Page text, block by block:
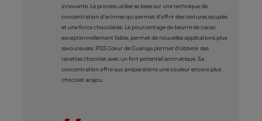
innovante. Le process utilisé se base sur une technique de
concentration d’arômes qui permet d’offrir des textures souples
et une force chocolatée. Le pourcentage de beurre de cacao
exceptionnellement faible, permet de nouvelles applications plus
savoureuses. P125 Cœur de Guanaja permet d’obtenir des
recettes chocolat avec un fort potentiel aromatique. Sa
concentration offre aux préparations une couleur encore plus
chocolat acajou.